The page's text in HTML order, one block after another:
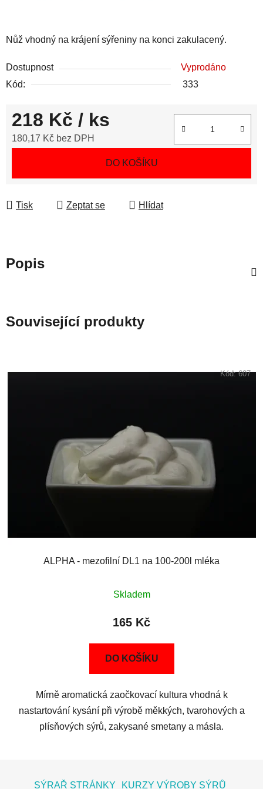
Nůž vhodný na krájení sýřeniny na konci zakulacený.
Dostupnost
Vyprodáno
Kód:
333
218 Kč / ks
180,17 Kč bez DPH
DO KOŠÍKU
Tisk Zeptat se Hlídat
Popis
Související produkty
ALPHA - mezofilní DL1 na 100-200l mléka
Skladem
165 Kč
DO KOŠÍKU
Mírně aromatická zaočkovací kultura vhodná k
nastartování kysání při výrobě měkkých, tvarohových a
plísňových sýrů, zakysané smetany a másla.
Kód:607
SÝRAŘ STRÁNKY KURZY VÝROBY SÝRŮ